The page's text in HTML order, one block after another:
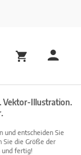
Vektor-Illustration.
und entscheiden Sie
Sie die Größe der
und fertig!